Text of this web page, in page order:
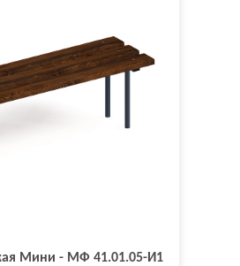
Мини - МФ 41.01.05-И1